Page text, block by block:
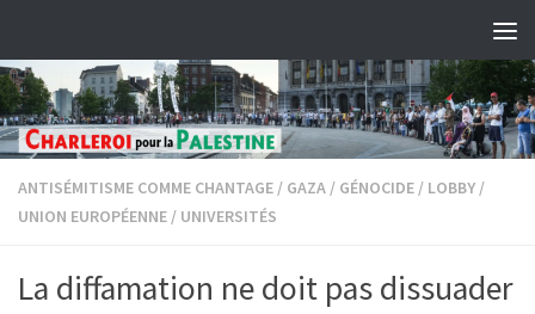
ANTISÉMITISME COMME CHANTAGE / GAZA / GÉNOCIDE / LOBBY /
UNION EUROPÉENNE / UNIVERSITÉS
La diffamation ne doit pas dissuader